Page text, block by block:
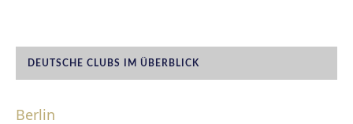
DEUTSCHE CLUBS IM ÜBERBLICK
Berlin